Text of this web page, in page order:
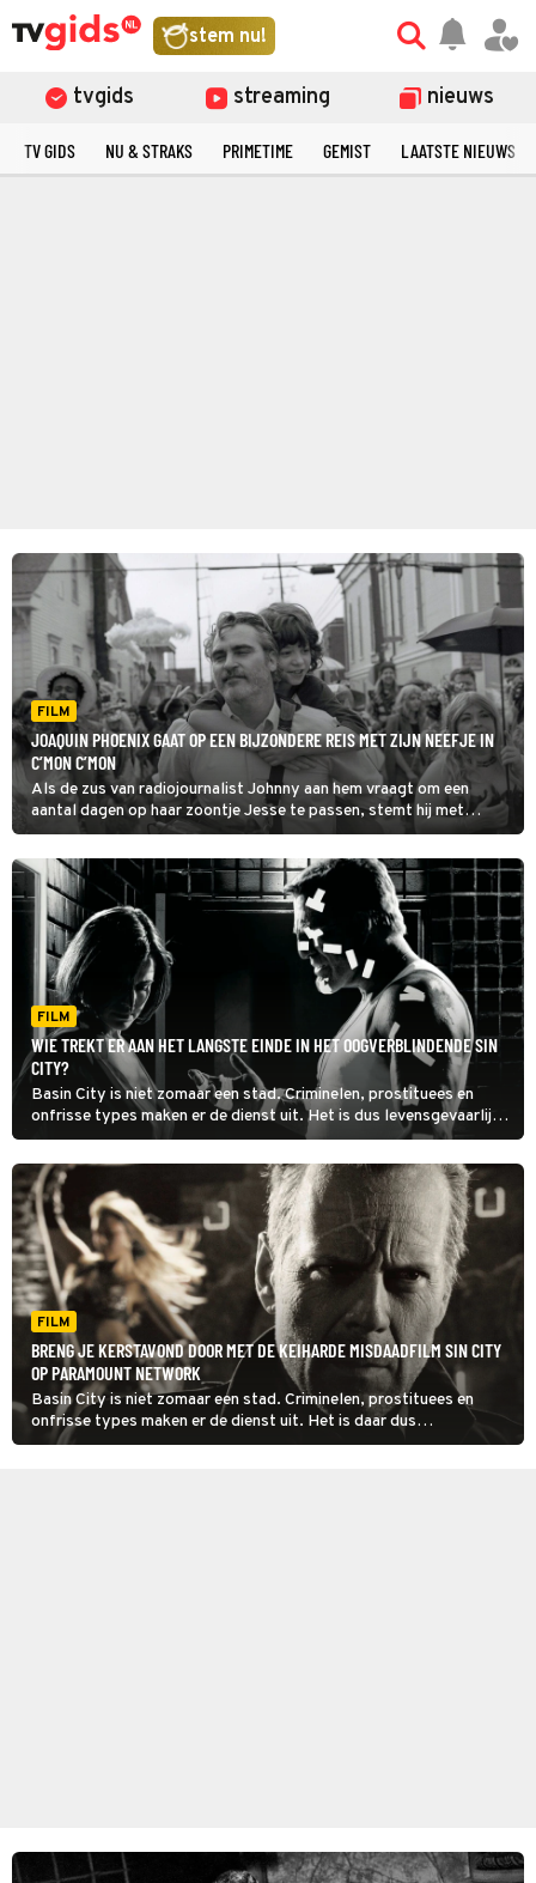
stem nu!
tvgids streaming nieuws
TV GIDS NU & STRAKS PRIMETIME GEMIST LAATSTE NIEUWS
FILM
JOAQUIN PHOENIX GAAT OP EEN BIJZONDERE REIS MET ZIJN NEEFJE IN
C’MON C’MON
Als de zus van radiojournalist Johnny aan hem vraagt om een
aantal dagen op haar zoontje Jesse te passen, stemt hij met
tegenzin in. Toch bouwen Jesse en Johnny in C'mon C'mon een
bijzondere band op.
FILM
WIE TREKT ER AAN HET LANGSTE EINDE IN HET OOGVERBLINDENDE SIN
CITY?
Basin City is niet zomaar een stad. Criminelen, prostituees en
onfrisse types maken er de dienst uit. Het is dus levensgevaarlijk
in Basin City, maar het blijkt in Sin City ook een opwindende stad.
FILM
BRENG JE KERSTAVOND DOOR MET DE KEIHARDE MISDAADFILM SIN CITY
OP PARAMOUNT NETWORK
Basin City is niet zomaar een stad. Criminelen, prostituees en
onfrisse types maken er de dienst uit. Het is daar dus
levensgevaarlijk, zo blijkt in de film Sin City, maar het is ook een